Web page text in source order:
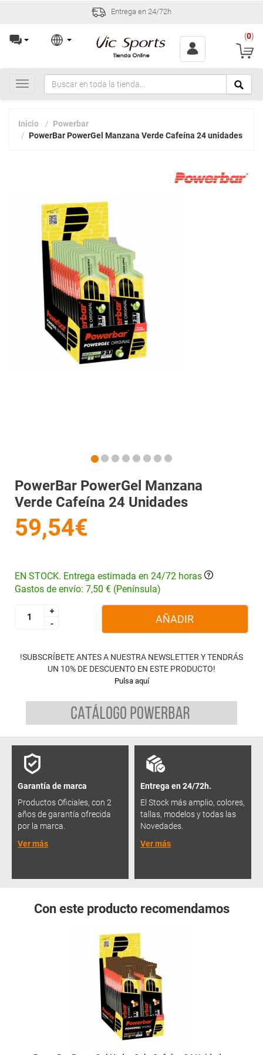
Entrega en 24/72h
(0)
Toggle
navigation
Inicio
Powerbar
PowerBar PowerGel Manzana Verde Cafeína 24 unidades
PowerBar PowerGel Manzana
Verde Cafeína 24 Unidades
59,54€
EN STOCK. Entrega estimada en 24/72 horas
Gastos de envío: 7,50 € (Península)
+
-
+
-
AÑADIR
!SUBSCRÍBETE ANTES A NUESTRA NEWSLETTER Y TENDRÁS
UN 10% DE DESCUENTO EN ESTE PRODUCTO!
Pulsa aquí
Garantía de marca
Productos Oficiales, con 2
años de garantía ofrecida
por la marca.
Ver más
Entrega en 24/72h.
El Stock más amplio, colores,
tallas, modelos y todas las
Novedades.
Ver más
Con este producto recomendamos